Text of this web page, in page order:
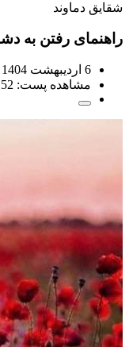
شقایق دماوند
راهنمای رفتن به
6 اردیبهشت 1404
مشاهده پست: